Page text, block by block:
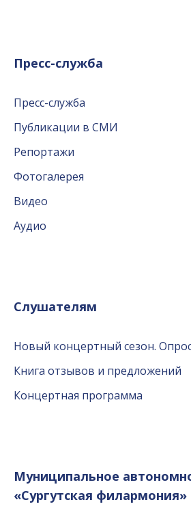
Пресс-служба
Пресс-служба
Публикации в СМИ
Репортажи
Фотогалерея
Видео
Аудио
Слушателям
Новый концертный сезон.
Книга отзывов и предложений
Концертная программа
Муниципальное
«Сургутская филармония»